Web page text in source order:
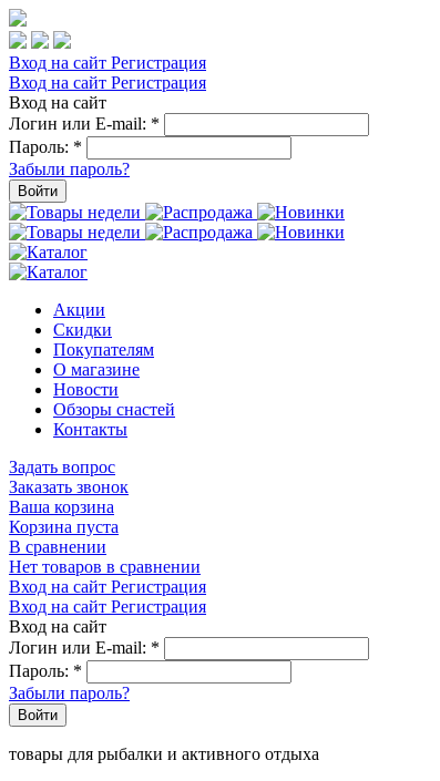
Вход на сайт Регистрация
Вход на сайт Регистрация
Вход на сайт
Логин или E-mail: *
Пароль: *
Забыли пароль?
Войти
Акции
Скидки
Покупателям
О магазине
Новости
Обзоры снастей
Контакты
Задать вопрос
Заказать звонок
Ваша корзина
Корзина пуста
В сравнении
Нет товаров в сравнении
Вход на сайт Регистрация
Вход на сайт Регистрация
Вход на сайт
Логин или E-mail: *
Пароль: *
Забыли пароль?
Войти
товары для рыбалки и активного отдыха